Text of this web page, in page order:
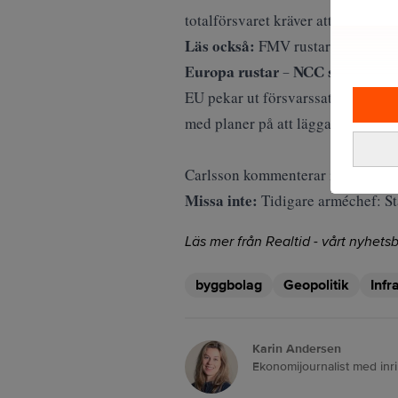
totalförsvaret kräver att
Läs också: FMV rustar för
Europa rustar – NCC ser
EU pekar ut försvarssatsningar
med planer på att lägga omkring
Carlsson kommenterar inte
Missa inte: Tidigare arméchef:
Läs mer från Realtid - vårt
byggbolag Geopolitik
Karin Andersen
Ekonomijournalist med